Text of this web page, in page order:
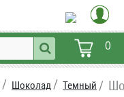
0
Шоколад Темный